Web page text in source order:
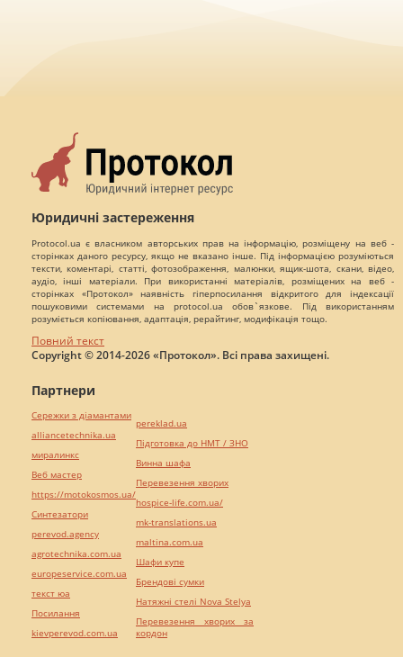
Юридичні застереження
Protocol.ua є власником авторських прав на інформацію, розміщену на веб -
сторінках даного ресурсу, якщо не вказано інше. Під інформацією розуміються
тексти, коментарі, статті, фотозображення, малюнки, ящик-шота, скани, відео,
аудіо, інші матеріали. При використанні матеріалів, розміщених на веб -
сторінках «Протокол» наявність гіперпосилання відкритого для індексації
пошуковими системами на protocol.ua обов`язкове. Під використанням
розуміється копіювання, адаптація, рерайтинг, модифікація тощо.
Повний текст
Copyright © 2014-2026 «Протокол». Всі права захищені.
Партнери
Сережки з діамантами
alliancetechnika.ua
миралинкс
Веб мастер
https://motokosmos.ua/
Синтезатори
perevod.agency
agrotechnika.com.ua
europeservice.com.ua
текст юа
Посилання
kievperevod.com.ua
pereklad.ua
Підготовка до НМТ / ЗНО
Винна шафа
Перевезення хворих
hospice-life.com.ua/
mk-translations.ua
maltina.com.ua
Шафи купе
Брендові сумки
Натяжні стелі Nova Stelya
Перевезення хворих за
кордон